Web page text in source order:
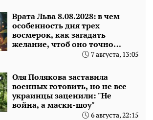
Врата Льва 8.08.2028: в чем
особенность дня трех
восмерок, как загадать
желание, чтоб оно точно
7 августа, 13:05
Оля Полякова заставила
военных готовить, но не все
украинцы заценили: "Не
война, а маски-шоу"
6 августа, 22:15